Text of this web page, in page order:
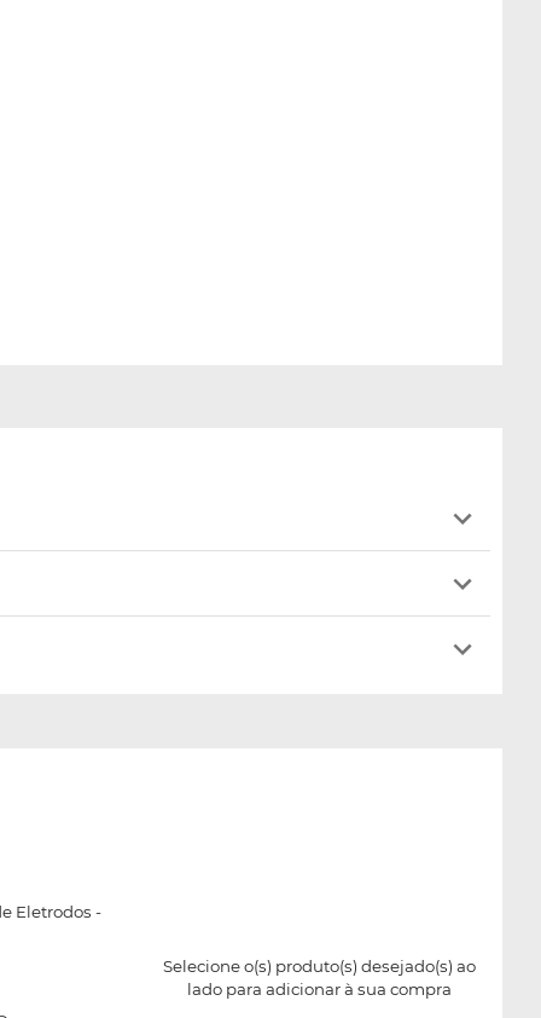
Eletrodos -
Selecione o(s) produto(s) desejado(s) ao
lado para adicionar à sua compra